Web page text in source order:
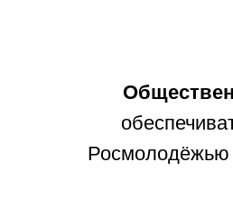
Росмолодёжью